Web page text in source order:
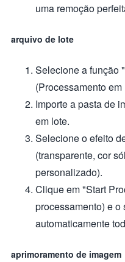
uma remoção
arquivo de lote
Selecione a função
(Processamento
Importe a pasta de
em lote.
Selecione o efeito
(transparente, cor
personalizado).
Clique em "Start
processamento) e
automaticamente
aprimoramento de imagem